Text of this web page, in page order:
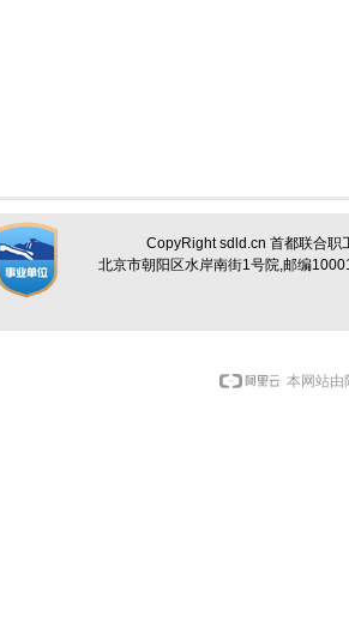
CopyRight sdld.cn 首都联合
北京市朝阳区水岸南街1号院,邮编
本网站由